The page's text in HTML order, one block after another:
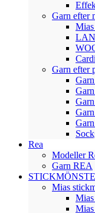
Garn efter
Garn efter
Rea
Modeller
Garn REA
Mias